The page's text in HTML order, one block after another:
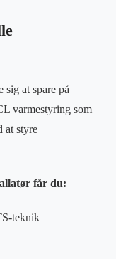
sig at spare på
varmestyring som
at styre
får du:
teknik